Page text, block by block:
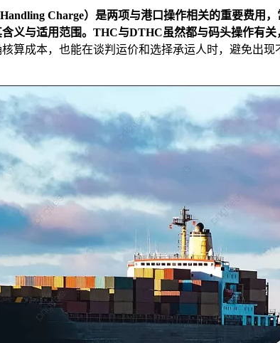
Charge） 是两项与港口操作相关的重要费用
义与适用范围。THC与DTHC虽然都与码头操作有关
算成本，也能在谈判运价和选择承运人时，避免出